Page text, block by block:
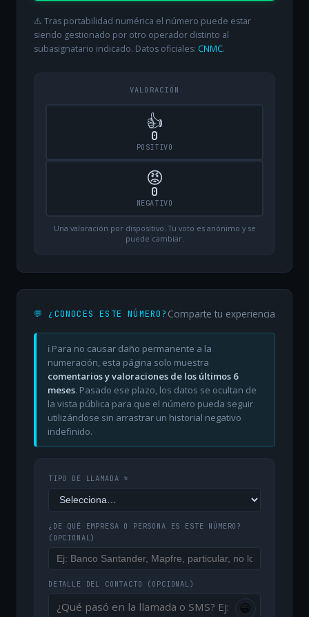
⚠️ Tras portabilidad numérica el número puede estar
siendo gestionado por otro operador distinto al
subasignatario indicado. Datos oficiales: CNMC.
VALORACIÓN
👍
0
POSITIVO
😡
0
NEGATIVO
Una valoración por dispositivo. Tu voto es anónimo y se
puede cambiar.
💬 ¿CONOCES ESTE NÚMERO? Comparte tu experiencia
ℹ️ Para no causar daño permanente a la
numeración, esta página solo muestra
comentarios y valoraciones de los últimos 6
meses. Pasado ese plazo, los datos se ocultan de
la vista pública para que el número pueda seguir
utilizándose sin arrastrar un historial negativo
indefinido.
TIPO DE LLAMADA *
¿DE QUÉ EMPRESA O PERSONA ES ESTE NÚMERO?
(OPCIONAL)
DETALLE DEL CONTACTO (OPCIONAL)
😀